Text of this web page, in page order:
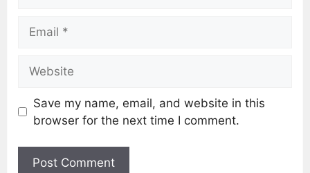
Save my name, email, and website in this
browser for the next time I comment.